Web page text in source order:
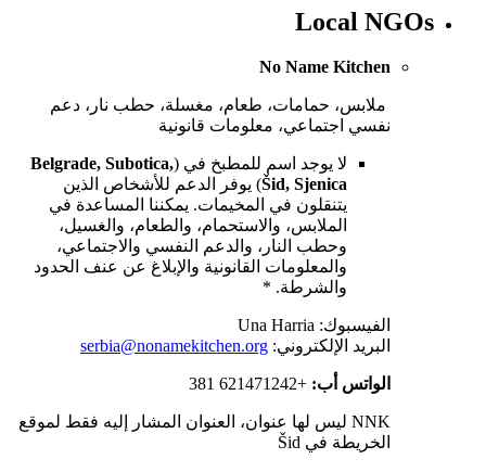
Local NGOs
No Name Kitchen
ملابس، حمامات، طعام، مغسلة، حطب نار، دعم
نفسي اجتماعي، معلومات قانونية
لا يوجد اسم للمطبخ في (Belgrade, Subotica,
Šid, Sjenica) يوفر الدعم للأشخاص الذين
يتنقلون في المخيمات. يمكننا المساعدة في
الملابس، والاستحمام، والطعام، والغسيل،
وحطب النار، والدعم النفسي والاجتماعي،
والمعلومات القانونية والإبلاغ عن عنف الحدود
والشرطة. *
الفيسبوك: Una Harria
البريد الإلكتروني: serbia@nonamekitchen.org
الواتس أب: +381 621471242
NNK ليس لها عنوان، العنوان المشار إليه فقط لموقع
الخريطة في Šid